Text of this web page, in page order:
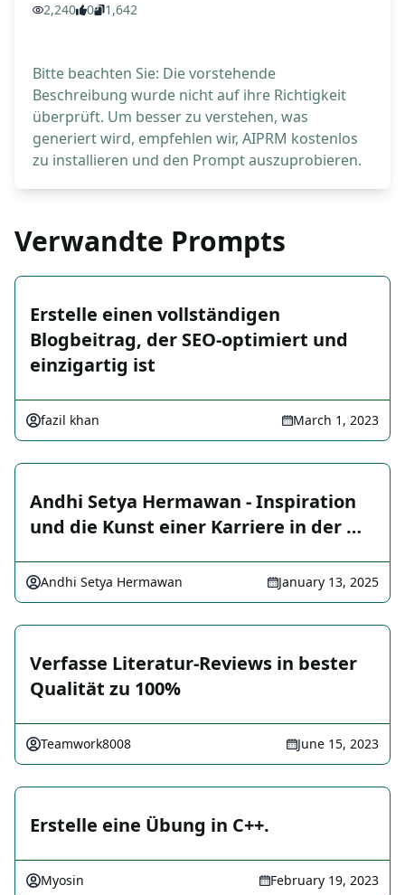
2,240 0 1,642
Bitte beachten Sie: Die vorstehende
Beschreibung wurde nicht auf ihre Richtigkeit
überprüft. Um besser zu verstehen, was
generiert wird, empfehlen wir, AIPRM kostenlos
zu installieren und den Prompt auszuprobieren.
Verwandte Prompts
Erstelle einen vollständigen
Blogbeitrag, der SEO-optimiert und
einzigartig ist
fazil khan March 1, 2023
Andhi Setya Hermawan - Inspiration
und die Kunst einer Karriere in der …
Andhi Setya Hermawan January 13, 2025
Verfasse Literatur-Reviews in bester
Qualität zu 100%
Teamwork8008 June 15, 2023
Erstelle eine Übung in C++.
Myosin February 19, 2023